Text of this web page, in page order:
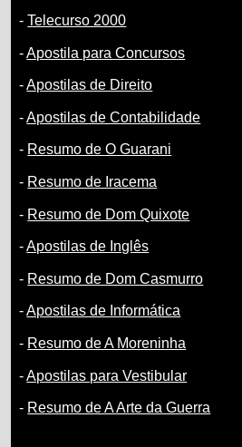
-Telecurso 2000
-Apostila para Concursos
-Apostilas de Direito
-Apostilas de Contabilidade
- Resumo de O Guarani
- Resumo de Iracema
- Resumo de Dom Quixote
-Apostilas de Inglês
- Resumo de Dom Casmurro
-Apostilas de Informática
- Resumo de A Moreninha
-Apostilas para Vestibular
- Resumo de A Arte da Guerra